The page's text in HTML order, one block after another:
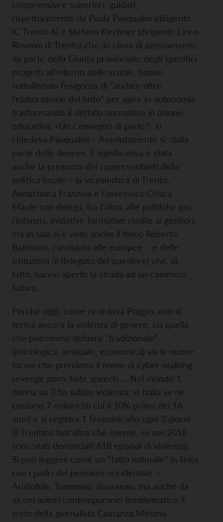
comprensivi e superiori, guidati
rispettivamente da Paola Pasqualini (dirigente
IC Trento 6) e Stefano Kirchner (dirigente Liceo
Rosmini di Trento) che, in clima di azzeramento,
da parte della Giunta provinciale, degli specifici
progetti all’interno delle scuole, hanno
sottolineato l’esigenza di “andare oltre
l’elaborazione del lutto” per agire in autonomia
trasformando il dettato normativo in azione
educativa. «Un Convegno di parte?- si
chiedeva Pasqualini – Assolutamente sì: dalla
parte delle donne». E significativa è stata
anche la presenza dei rappresentanti della
politica locale – la vicesindaca di Trento,
Annachiara Franzoia e l’assessora Chiara
Maule con delega, fra l’altro, alle politiche per
l’infanzia, iniziative formative rivolte ai genitori,
ma in sala si è visto anche il fisico Roberto
Battiston, candidato alle europee – e delle
istituzioni (il delegato del questore) che, di
fatto, hanno aperto la strada ad un cammino
futuro.
Perché oggi, come ricordava Poggio, non si
ferma ancora la violenza di genere, sia quella
che potremmo definire “tradizionale”
(psicologica, sessuale, economica) sia le nuove
forme che prendono il nome di cyber-stalking,
revenge porn, hate speech … Nel mondo 1
donna su 3 ha subito violenza: in Italia se ne
contano 7 milioni (di cui il 10% prima dei 16
anni) e si registra 1 femminicidio ogni 3 giorni
(il Trentino tutt’altro che esente, se nel 2018
sono stati denunciati 618 episodi di violenza).
Si può leggere come un “fatto naturale” in linea
con i padri del pensiero occidentale –
Aristotole, Tommaso, Rousseau, ma anche da
alcuni autori contemporanei (emblematico il
testo della giornalista Costanza Miriano